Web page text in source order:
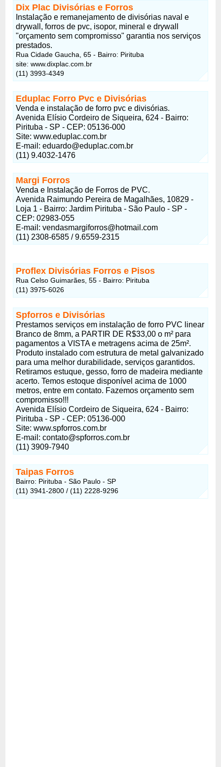
Dix Plac Divisórias e Forros
Instalação e remanejamento de divisórias naval e
drywall, forros de pvc, isopor, mineral e drywall
"orçamento sem compromisso" garantia nos serviços
prestados.
Rua Cidade Gaucha, 65 - Bairro: Pirituba
site: www.dixplac.com.br
(11) 3993-4349
Eduplac Forro Pvc e Divisórias
Venda e instalação de forro pvc e divisórias.
Avenida Elísio Cordeiro de Siqueira, 624 - Bairro:
Pirituba - SP - CEP: 05136-000
Site: www.eduplac.com.br
E-mail: eduardo@eduplac.com.br
(11) 9.4032-1476
Margi Forros
Venda e Instalação de Forros de PVC.
Avenida Raimundo Pereira de Magalhães, 10829 -
Loja 1 - Bairro: Jardim Pirituba - São Paulo - SP -
CEP: 02983-055
E-mail: vendasmargiforros@hotmail.com
(11) 2308-6585 / 9.6559-2315
Proflex Divisórias Forros e Pisos
Rua Celso Guimarães, 55 - Bairro: Pirituba
(11) 3975-6026
Spforros e Divisórias
Prestamos serviços em instalação de forro PVC linear
Branco de 8mm, a PARTIR DE R$33,00 o m² para
pagamentos a VISTA e metragens acima de 25m².
Produto instalado com estrutura de metal galvanizado
para uma melhor durabilidade, serviços garantidos.
Retiramos estuque, gesso, forro de madeira mediante
acerto. Temos estoque disponível acima de 1000
metros, entre em contato. Fazemos orçamento sem
compromisso!!!
Avenida Elísio Cordeiro de Siqueira, 624 - Bairro:
Pirituba - SP - CEP: 05136-000
Site: www.spforros.com.br
E-mail: contato@spforros.com.br
(11) 3909-7940
Taipas Forros
Bairro: Pirituba - São Paulo - SP
(11) 3941-2800 / (11) 2228-9296